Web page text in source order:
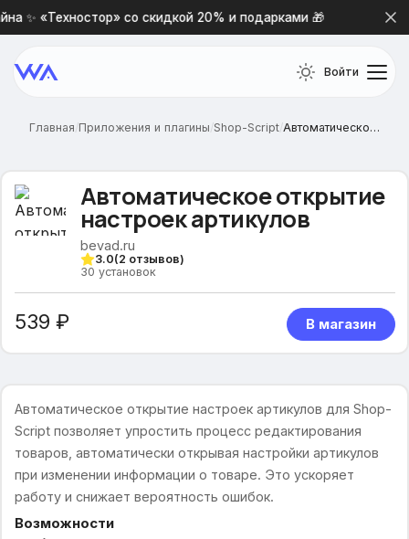
✨ «Техностор» со скидкой 20% и подарками 🎁
Войти
Главная/Приложения и плагины/Shop-Script/ Автоматическое открытие настроек артикулов
Автоматическое открытие
настроек артикулов
bevad.ru
3.0(2 отзывов)
30 установок
539 ₽ В магазин
Автоматическое открытие настроек артикулов для Shop-
Script позволяет упростить процесс редактирования
товаров, автоматически открывая настройки артикулов
при изменении информации о товаре. Это ускоряет
работу и снижает вероятность ошибок.
Возможности